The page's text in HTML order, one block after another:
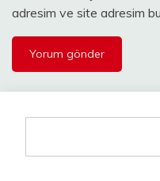
adresim ve site adresim